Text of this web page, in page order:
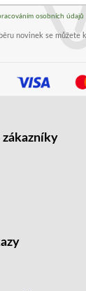
osobních údajů
novinek se můžete
zákazníky